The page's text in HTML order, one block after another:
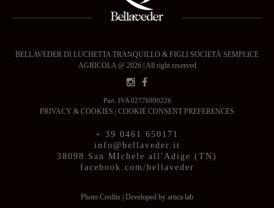
BELLAVEDER DI LUCHETTA TRANQUILLO & FIGLI SOCIETÀ SEMPLICE
AGRICOLA @ 2026 | All right reserved
Part. IVA 02776890226
PRIVACY & COOKIES COOKIE CONSENT PREFERENCES
+ 39 0461 650171
info@bellaveder.it
38098 San MIchele all'Adige (TN)
facebook.com/bellaveder
Photo Credits Developed by artica lab